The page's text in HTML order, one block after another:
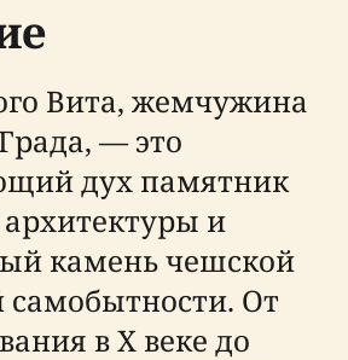
Вита, жемчужина
— это
дух памятник
архитектуры и
камень чешской
самобытности. От
в X веке до